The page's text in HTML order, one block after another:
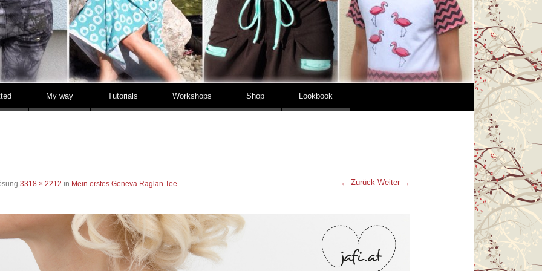
My way Tutorials Workshops Shop Lookbook
3318 × 2212 in Mein erstes Geneva Raglan Tee ← Zurück Weiter →